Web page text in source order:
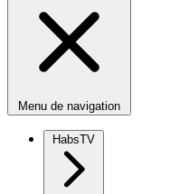
Menu de navigation
HabsTV